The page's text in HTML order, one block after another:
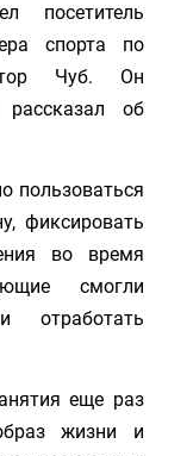
посетитель
спорта по
Чуб. Он
об
пользоваться
фиксировать
во время
смогли
отработать
еще раз
жизни и